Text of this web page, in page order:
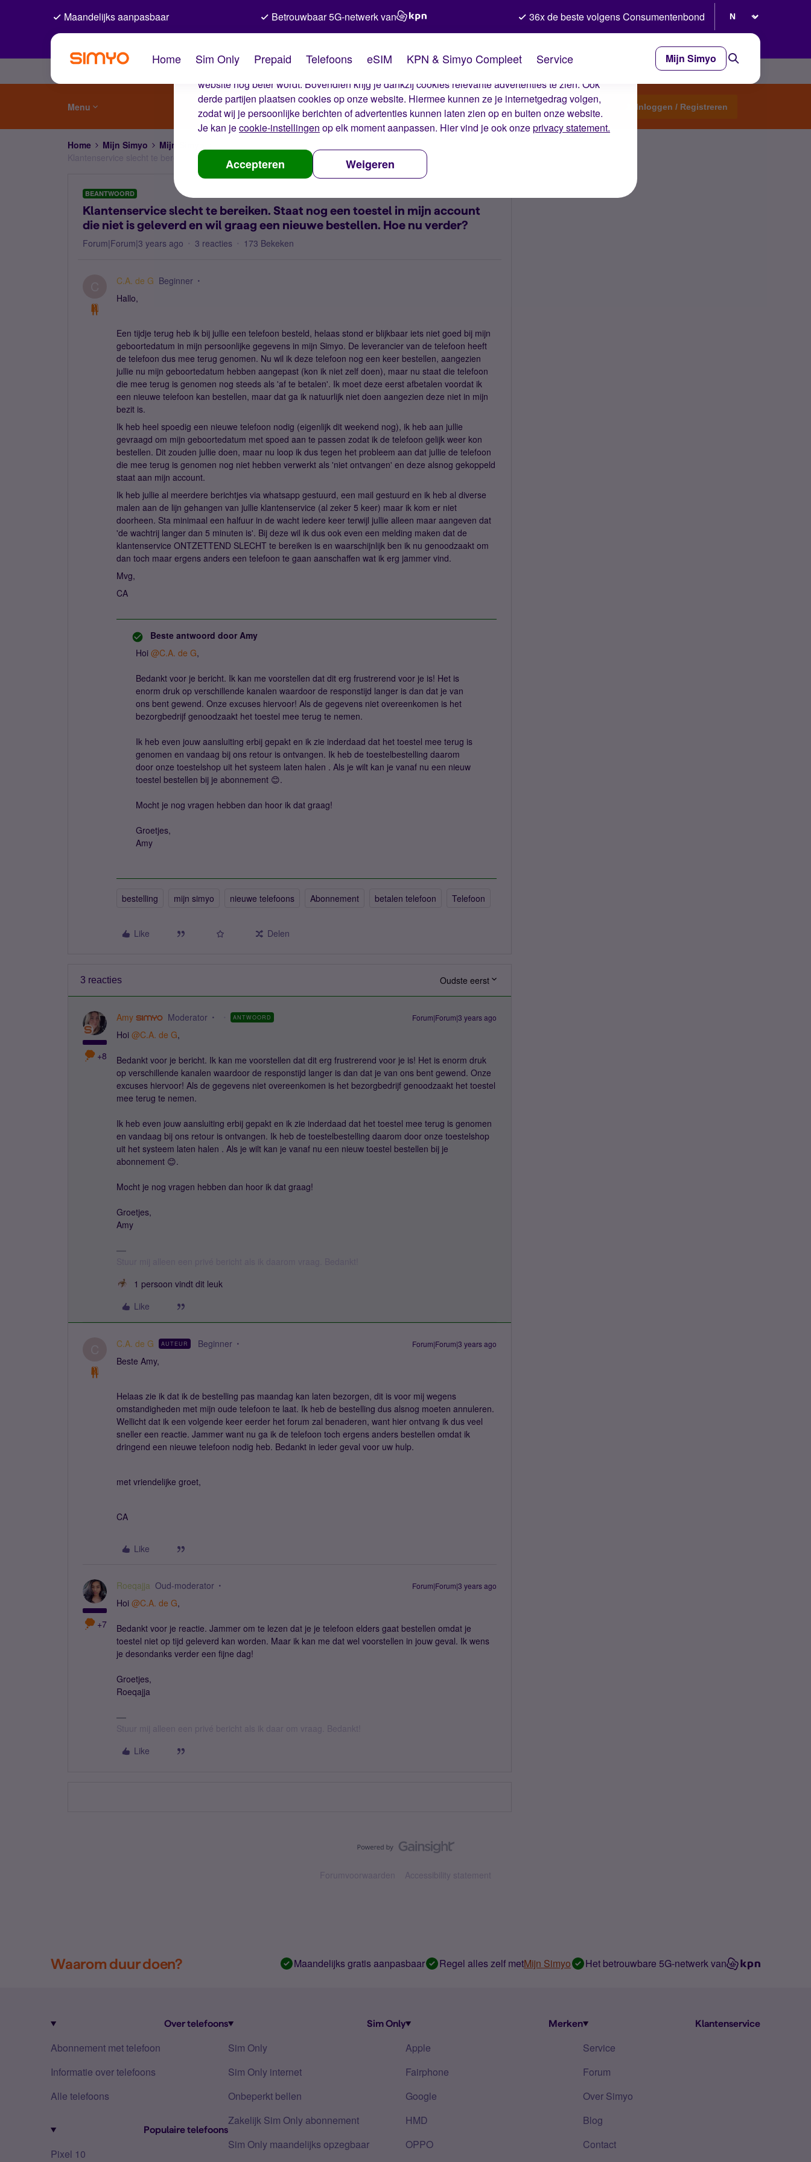
De cookies van Simyo
Wij gebruiken cookies op onze website. Met deze cookies zorgen wij ervoor dat je ervaring op de
website nog beter wordt. Bovendien krijg je dankzij cookies relevante advertenties te zien. Ook
derde partijen plaatsen cookies op onze website. Hiermee kunnen ze je internetgedrag volgen,
zodat wij je persoonlijke berichten of advertenties kunnen laten zien op en buiten onze website.
Je kan jecookie-instellingen op elk moment aanpassen. Hier vind je ook onzeprivacy statement.
Accepteren Weigeren
Maandelijks aanpasbaar Betrouwbaar 5G-netwerk van 36x de beste volgens Consumentenbond
Home Sim Only Prepaid Telefoons eSIM KPN & Simyo Compleet Service Mijn Simyo
Menu Start een topic Inloggen / Registreren
Home Mijn Simyo
Mijn Simyo
Klantenservice slecht te bereiken. Staat nog een toestel in mijn account die niet is geleverd en wil graag een nieuwe bestellen. Hoe nu verder?
BEANTWOORD
Klantenservice slecht te bereiken. Staat nog een toestel in mijn account
die niet is geleverd en wil graag een nieuwe bestellen. Hoe nu verder?
Forum|Forum|3 years ago 3 reacties 173 Bekeken
C.A. de G Beginner
Hallo,
Een tijdje terug heb ik bij jullie een telefoon besteld, helaas stond er blijkbaar iets niet goed bij mijn
geboortedatum in mijn persoonlijke gegevens in mijn Simyo. De leverancier van de telefoon heeft
de telefoon dus mee terug genomen. Nu wil ik deze telefoon nog een keer bestellen, aangezien
jullie nu mijn geboortedatum hebben aangepast (kon ik niet zelf doen), maar nu staat die telefoon
die mee terug is genomen nog steeds als 'af te betalen'. Ik moet deze eerst afbetalen voordat ik
een nieuwe telefoon kan bestellen, maar dat ga ik natuurlijk niet doen aangezien deze niet in mijn
bezit is.
Ik heb heel spoedig een nieuwe telefoon nodig (eigenlijk dit weekend nog), ik heb aan jullie
gevraagd om mijn geboortedatum met spoed aan te passen zodat ik de telefoon gelijk weer kon
bestellen. Dit zouden jullie doen, maar nu loop ik dus tegen het probleem aan dat jullie de telefoon
die mee terug is genomen nog niet hebben verwerkt als 'niet ontvangen' en deze alsnog gekoppeld
staat aan mijn account.
Ik heb jullie al meerdere berichtjes via whatsapp gestuurd, een mail gestuurd en ik heb al diverse
malen aan de lijn gehangen van jullie klantenservice (al zeker 5 keer) maar ik kom er niet
doorheen. Sta minimaal een halfuur in de wacht iedere keer terwijl jullie alleen maar aangeven dat
'de wachtrij langer dan 5 minuten is'. Bij deze wil ik dus ook even een melding maken dat de
klantenservice ONTZETTEND SLECHT te bereiken is en waarschijnlijk ben ik nu genoodzaakt om
dan toch maar ergens anders een telefoon te gaan aanschaffen wat ik erg jammer vind.
Mvg,
CA
Beste antwoord door Amy
Hoi @C.A. de G,
Bedankt voor je bericht. Ik kan me voorstellen dat dit erg frustrerend voor je is! Het is
enorm druk op verschillende kanalen waardoor de responstijd langer is dan dat je van
ons bent gewend. Onze excuses hiervoor! Als de gegevens niet overeenkomen is het
bezorgbedrijf genoodzaakt het toestel mee terug te nemen.
Ik heb even jouw aansluiting erbij gepakt en ik zie inderdaad dat het toestel mee terug is
genomen en vandaag bij ons retour is ontvangen. Ik heb de toestelbestelling daarom
door onze toestelshop uit het systeem laten halen . Als je wilt kan je vanaf nu een nieuw
toestel bestellen bij je abonnement 😊.
Mocht je nog vragen hebben dan hoor ik dat graag!
Groetjes,
Amy
bestelling mijn simyo nieuwe telefoons Abonnement betalen telefoon Telefoon
Like Delen
3 reacties Oudste eerst
+8
Amy Moderator ANTWOORD Forum|Forum|3 years ago
Hoi @C.A. de G,
Bedankt voor je bericht. Ik kan me voorstellen dat dit erg frustrerend voor je is! Het is enorm druk
op verschillende kanalen waardoor de responstijd langer is dan dat je van ons bent gewend. Onze
excuses hiervoor! Als de gegevens niet overeenkomen is het bezorgbedrijf genoodzaakt het toestel
mee terug te nemen.
Ik heb even jouw aansluiting erbij gepakt en ik zie inderdaad dat het toestel mee terug is genomen
en vandaag bij ons retour is ontvangen. Ik heb de toestelbestelling daarom door onze toestelshop
uit het systeem laten halen . Als je wilt kan je vanaf nu een nieuw toestel bestellen bij je
abonnement 😊.
Mocht je nog vragen hebben dan hoor ik dat graag!
Groetjes,
Amy
1 persoon vindt dit leuk
Like
C.A. de G AUTEUR Beginner Forum|Forum|3 years ago
Beste Amy,
Helaas zie ik dat ik de bestelling pas maandag kan laten bezorgen, dit is voor mij wegens
omstandigheden met mijn oude telefoon te laat. Ik heb de bestelling dus alsnog moeten annuleren.
Wellicht dat ik een volgende keer eerder het forum zal benaderen, want hier ontvang ik dus veel
sneller een reactie. Jammer want nu ga ik de telefoon toch ergens anders bestellen omdat ik
dringend een nieuwe telefoon nodig heb. Bedankt in ieder geval voor uw hulp.
met vriendelijke groet,
CA
Like
+7
Roeqajja Oud-moderator Forum|Forum|3 years ago
Hoi @C.A. de G,
Bedankt voor je reactie. Jammer om te lezen dat je je telefoon elders gaat bestellen omdat je
toestel niet op tijd geleverd kan worden. Maar ik kan me dat wel voorstellen in jouw geval. Ik wens
je desondanks verder een fijne dag!
Groetjes,
Roeqajja
Stuur mij alleen een privé bericht als ik daar om vraag. Bedankt!
Like
Forumvoorwaarden Accessibility statement
Waarom duur doen? Maandelijks gratis aanpasbaar Regel alles zelf metMijn Simyo Het betrouwbare 5G-netwerk van
Over telefoons
Abonnement met telefoon
Informatie over telefoons
Alle telefoons
Populaire telefoons
Pixel 10
Sim Only
Sim Only
Sim Only internet
Onbeperkt bellen
Zakelijk Sim Only abonnement
Sim Only maandelijks opzegbaar
Merken
Apple
Fairphone
Google
HMD
OPPO
Klantenservice
Service
Forum
Over Simyo
Blog
Contact